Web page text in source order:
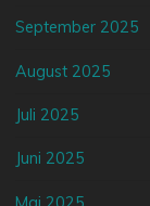
September 2025
August 2025
Juli 2025
Juni 2025